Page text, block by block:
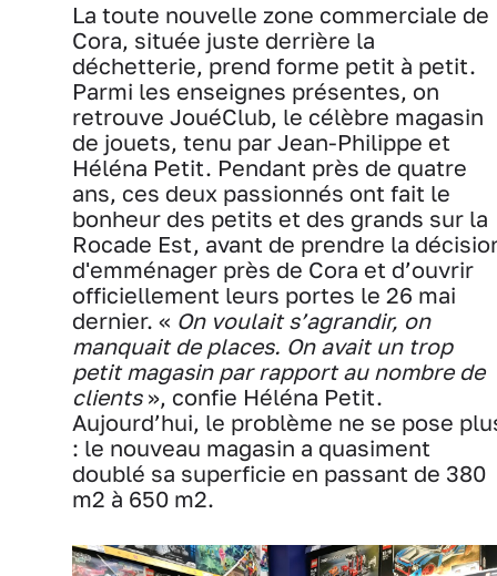
La toute nouvelle zone commerciale de
Cora, située juste derrière la
déchetterie, prend forme petit à petit.
Parmi les enseignes présentes, on
retrouve JouéClub, le célèbre magasin
de jouets, tenu par Jean-Philippe et
Héléna Petit. Pendant près de quatre
ans, ces deux passionnés ont fait le
bonheur des petits et des grands sur la
Rocade Est, avant de prendre la
d'emménager près de Cora et d’ouvrir
officiellement leurs portes le 26 mai
dernier. « On voulait s’agrandir, on
manquait de places. On avait un trop
petit magasin par rapport au nombre de
clients», confie Héléna Petit.
Aujourd’hui, le problème ne se pose
: le nouveau magasin a quasiment
doublé sa superficie en passant de 380
m2 à 650 m2.